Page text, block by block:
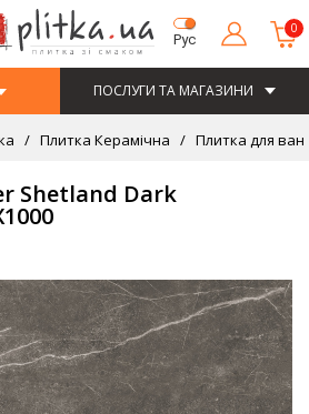
Рус
0
ПОСЛУГИ ТА МАГАЗИНИ
Плитка Керамічна Плитка для
Shetland Dark